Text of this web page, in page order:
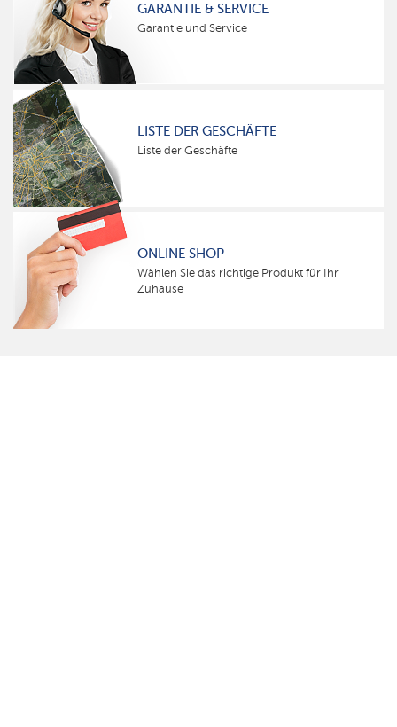
GARANTIE & SERVICE
Garantie und Service
LISTE DER GESCHÄFTE
Liste der Geschäfte
ONLINE SHOP
Wählen Sie das richtige Produkt für Ihr
Zuhause